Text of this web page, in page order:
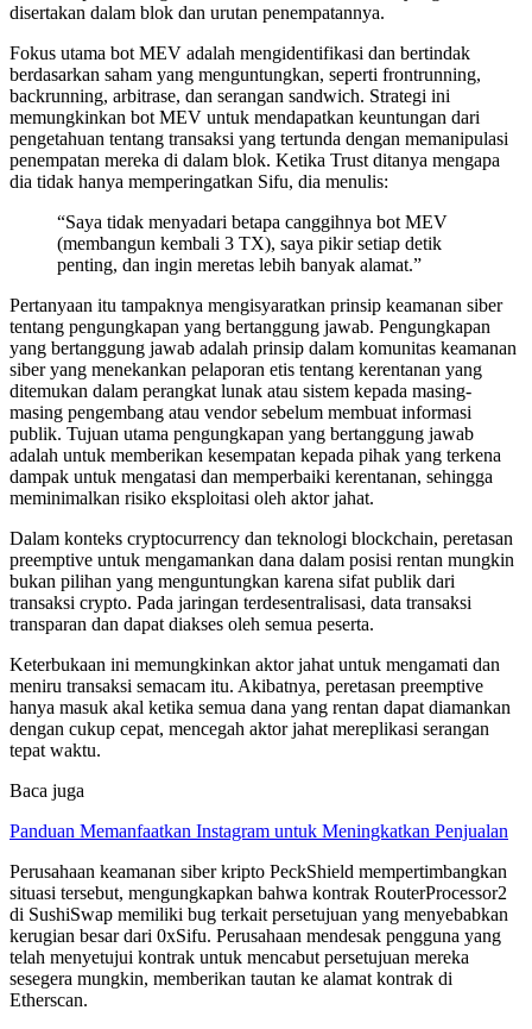
disertakan dalam blok dan urutan penempatannya.
Fokus utama bot MEV adalah mengidentifikasi dan bertindak
berdasarkan saham yang menguntungkan, seperti frontrunning,
backrunning, arbitrase, dan serangan sandwich. Strategi ini
memungkinkan bot MEV untuk mendapatkan keuntungan dari
pengetahuan tentang transaksi yang tertunda dengan memanipulasi
penempatan mereka di dalam blok. Ketika Trust ditanya mengapa
dia tidak hanya memperingatkan Sifu, dia menulis:
“Saya tidak menyadari betapa canggihnya bot MEV
(membangun kembali 3 TX), saya pikir setiap detik
penting, dan ingin meretas lebih banyak alamat.”
Pertanyaan itu tampaknya mengisyaratkan prinsip keamanan siber
tentang pengungkapan yang bertanggung jawab. Pengungkapan
yang bertanggung jawab adalah prinsip dalam komunitas keamanan
siber yang menekankan pelaporan etis tentang kerentanan yang
ditemukan dalam perangkat lunak atau sistem kepada masing-
masing pengembang atau vendor sebelum membuat informasi
publik. Tujuan utama pengungkapan yang bertanggung jawab
adalah untuk memberikan kesempatan kepada pihak yang terkena
dampak untuk mengatasi dan memperbaiki kerentanan, sehingga
meminimalkan risiko eksploitasi oleh aktor jahat.
Dalam konteks cryptocurrency dan teknologi blockchain, peretasan
preemptive untuk mengamankan dana dalam posisi rentan mungkin
bukan pilihan yang menguntungkan karena sifat publik dari
transaksi crypto. Pada jaringan terdesentralisasi, data transaksi
transparan dan dapat diakses oleh semua peserta.
Keterbukaan ini memungkinkan aktor jahat untuk mengamati dan
meniru transaksi semacam itu. Akibatnya, peretasan preemptive
hanya masuk akal ketika semua dana yang rentan dapat diamankan
dengan cukup cepat, mencegah aktor jahat mereplikasi serangan
tepat waktu.
Baca juga
Panduan Memanfaatkan Instagram untuk Meningkatkan Penjualan
Perusahaan keamanan siber kripto PeckShield mempertimbangkan
situasi tersebut, mengungkapkan bahwa kontrak RouterProcessor2
di SushiSwap memiliki bug terkait persetujuan yang menyebabkan
kerugian besar dari 0xSifu. Perusahaan mendesak pengguna yang
telah menyetujui kontrak untuk mencabut persetujuan mereka
sesegera mungkin, memberikan tautan ke alamat kontrak di
Etherscan.